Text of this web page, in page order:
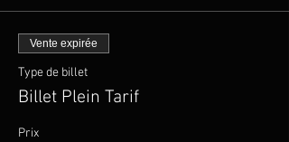
Vente expirée
Type de billet
Billet Plein Tarif
Prix